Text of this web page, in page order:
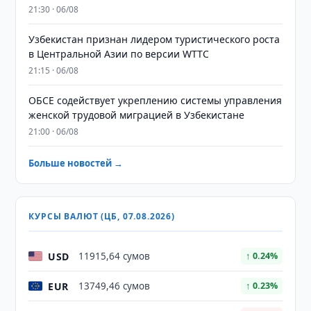
21:30 · 06/08
Узбекистан признан лидером туристического роста
в Центральной Азии по версии WTTC
21:15 · 06/08
ОБСЕ содействует укреплению системы управления
женской трудовой миграцией в Узбекистане
21:00 · 06/08
Больше новостей →
КУРСЫ ВАЛЮТ (ЦБ, 07.08.2026)
USD 11915,64 сумов ↑ 0.24%
EUR 13749,46 сумов ↑ 0.23%